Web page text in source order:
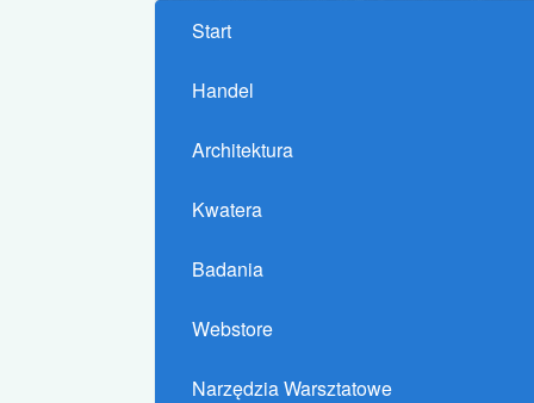
Start
Handel
Architektura
Kwatera
Badania
Webstore
Narzędzia Warsztatowe